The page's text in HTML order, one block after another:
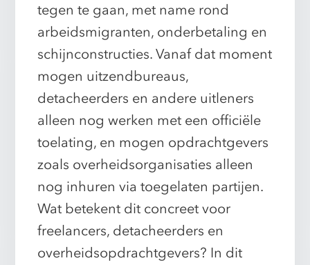
tegen te gaan, met name rond
arbeidsmigranten, onderbetaling en
schijnconstructies. Vanaf dat moment
mogen uitzendbureaus,
detacheerders en andere uitleners
alleen nog werken met een officiële
toelating, en mogen opdrachtgevers
zoals overheidsorganisaties alleen
nog inhuren via toegelaten partijen.
Wat betekent dit concreet voor
freelancers, detacheerders en
overheidsopdrachtgevers? In dit